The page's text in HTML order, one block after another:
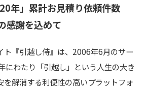
年」累計お見積り依頼件数
感謝を込めて
ト『引越し侍』は、2006年6月のサー
にわたり「引越し」という人生の大き
を解消する利便性の高いプラットフォ